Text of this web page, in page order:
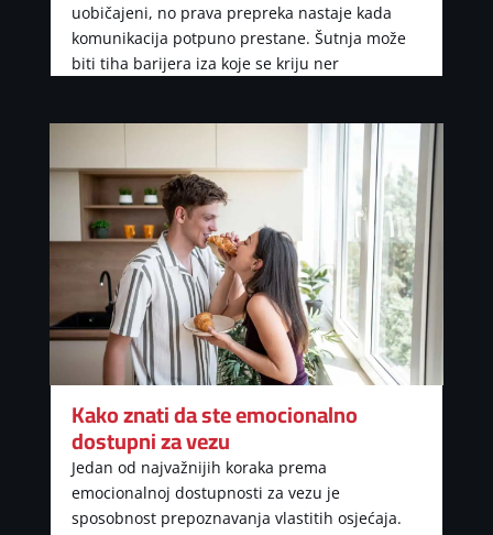
uobičajeni, no prava prepreka nastaje kada
komunikacija potpuno prestane. Šutnja može
biti tiha barijera iza koje se kriju ner
Kako znati da ste emocionalno
dostupni za vezu
Jedan od najvažnijih koraka prema
emocionalnoj dostupnosti za vezu je
sposobnost prepoznavanja vlastitih osjećaja.